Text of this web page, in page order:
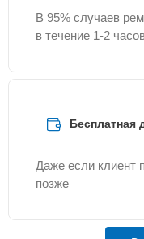
В 95% случаев
в течение 1-2
Бесплатная
Даже если клиент
позже